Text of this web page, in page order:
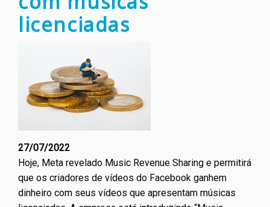
licenciadas
27/07/2022
Hoje, Meta revelado Music Revenue Sharing e permitirá
que os criadores de vídeos do Facebook ganhem
dinheiro com seus vídeos que apresentam músicas